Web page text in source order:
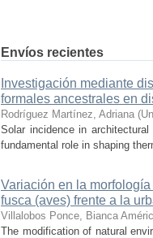
Envíos recientes
Investigación mediante
formales ancestrales en
Rodríguez Martínez, Adriana (
Solar incidence in
fundamental role in shaping
Variación en la
fusca (aves) frente a la
Villalobos Ponce, Bianca
The modification of natural